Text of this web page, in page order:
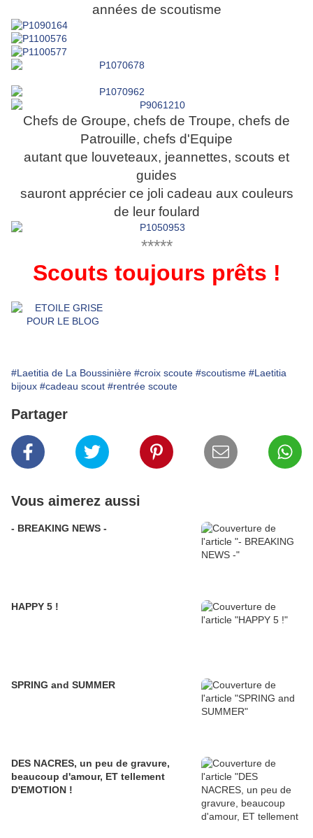
années de scoutisme
Chefs de Groupe, chefs de Troupe, chefs de
Patrouille, chefs d'Equipe
autant que louveteaux, jeannettes, scouts et
guides
sauront apprécier ce joli cadeau aux couleurs
de leur foulard
*****
Scouts toujours prêts !
#Laetitia de La Boussinière #croix scoute #scoutisme #Laetitia
bijoux #cadeau scout #rentrée scoute
Partager
Vous aimerez aussi
- BREAKING NEWS -
HAPPY 5 !
SPRING and SUMMER
DES NACRES, un peu de gravure,
beaucoup d'amour, ET tellement
D'EMOTION !